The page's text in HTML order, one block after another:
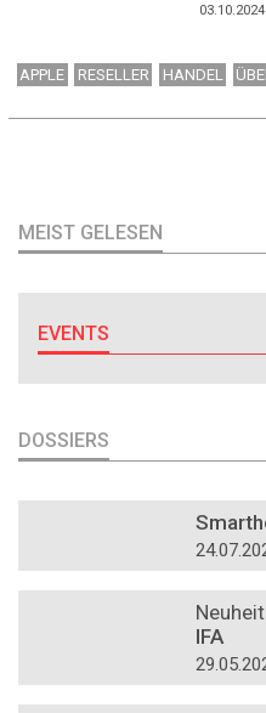
APPLE RESELLER HANDEL
MEIST GELESEN
EVENTS
DOSSIERS
IFA